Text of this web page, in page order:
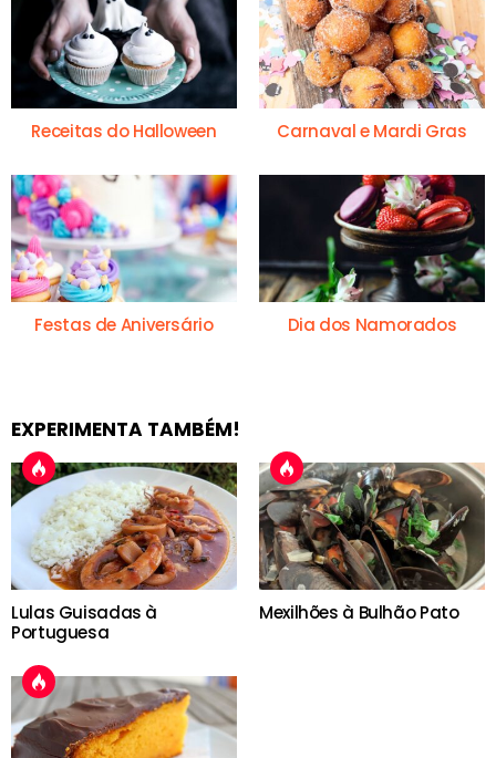
Receitas do Halloween Carnaval e Mardi Gras
Festas de Aniversário Dia dos Namorados
EXPERIMENTA TAMBÉM!
Lulas Guisadas à
Portuguesa
Mexilhões à Bulhão Pato